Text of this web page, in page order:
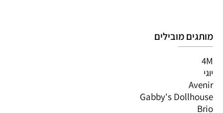
מותגים מובילים
4M
יוגי
Avenir
Gabby's Dollhouse
Brio